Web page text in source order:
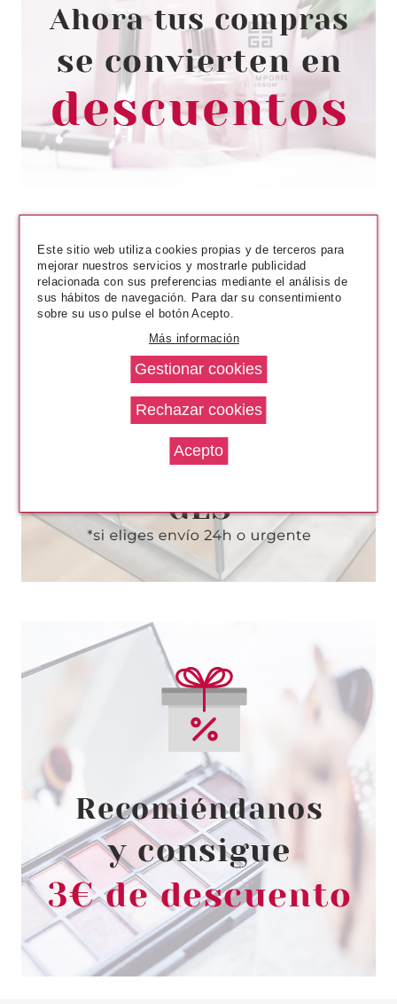
ESSENCE
ESSENCE MAKE ME BROW
MÁSCARA PARA CEJAS GEL 05
CHOCOLATY BROWS 3.8 ML
Pvr 2.99€
-20%
desde
2.39€
ESSENCE
ESSENCE LIGHT AS A FEATHER
3D PESTAÑAS POSTIZAS DE
VISON SINTENTICAS 01
3.15€
ESSENCE
ESSENCE MICRO PRECISE
LAPIZ CEJAS 02 LIGHT BROWN
-14%
desde
2.15€
Este sitio web utiliza cookies propias y de terceros para
mejorar nuestros servicios y mostrarle publicidad
relacionada con sus preferencias mediante el análisis de
sus hábitos de navegación. Para dar su consentimiento
sobre su uso pulse el botón Acepto.
Más información